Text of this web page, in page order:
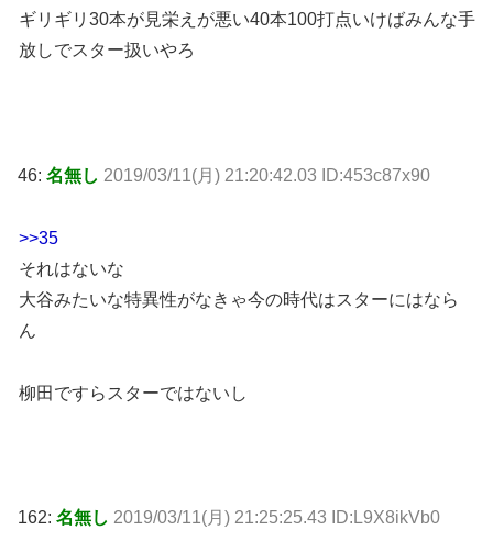
ギリギリ30本が見栄えが悪い40本100打点いけばみんな手
放しでスター扱いやろ
46: 名無し 2019/03/11(月) 21:20:42.03 ID:453c87x90
>>35
それはないな
大谷みたいな特異性がなきゃ今の時代はスターにはなら
ん
柳田ですらスターではないし
162: 名無し 2019/03/11(月) 21:25:25.43 ID:L9X8ikVb0